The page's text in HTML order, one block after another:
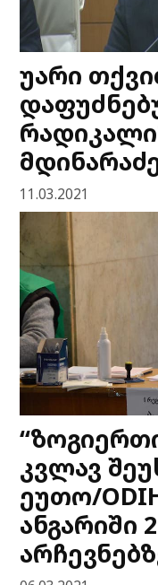
უარი
11.03.2021
კვლავ
ეუთო/
ანგარიში